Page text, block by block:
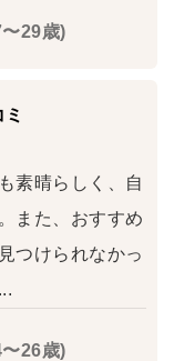
29歳)
素晴らしく、自
また、おすすめ
つけられなかっ
26歳)